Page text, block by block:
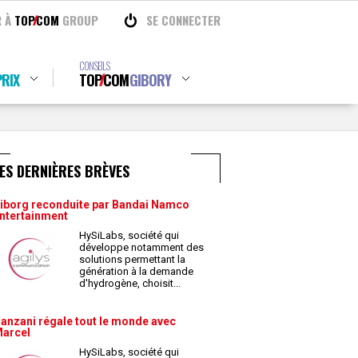
À TOPCOM GROUP SE CONNECTER
CONSEILS
TOPCOMGIBORY
DERNIÈRES BRÈVES
reconduite par Bandai Namco
HySiLabs, société qui
développe notamment des
solutions permettant la
génération à la demande
d'hydrogène, choisit...
régale tout le monde avec
HySiLabs, société qui